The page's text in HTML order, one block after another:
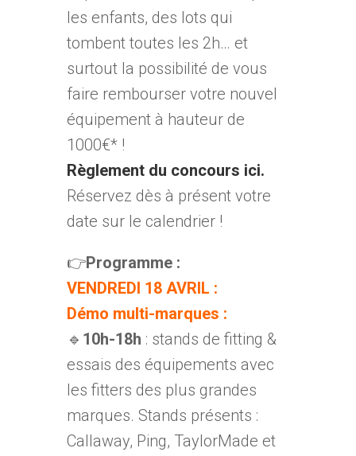
les enfants, des lots qui
tombent toutes les 2h… et
surtout la possibilité de vous
faire rembourser votre nouvel
équipement à hauteur de
1000€* !
Règlement du concours ici.
Réservez dès à présent votre
date sur le calendrier !
👉Programme :
VENDREDI 18 AVRIL :
Démo multi-marques :
🔹 10h-18h : stands de fitting &
essais des équipements avec
les fitters des plus grandes
marques. Stands présents :
Callaway, Ping, TaylorMade et